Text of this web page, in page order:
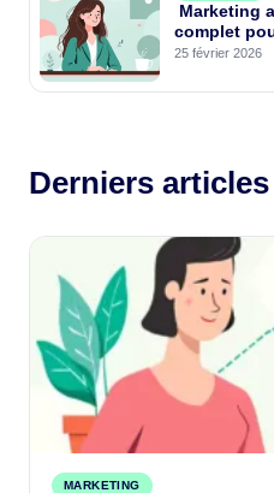
Marketing
complet
place
25 février 2026
Derniers articles
MARKETING